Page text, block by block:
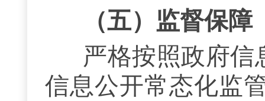
（五） 监督保障
严格按照政府信
信息公开常态化监